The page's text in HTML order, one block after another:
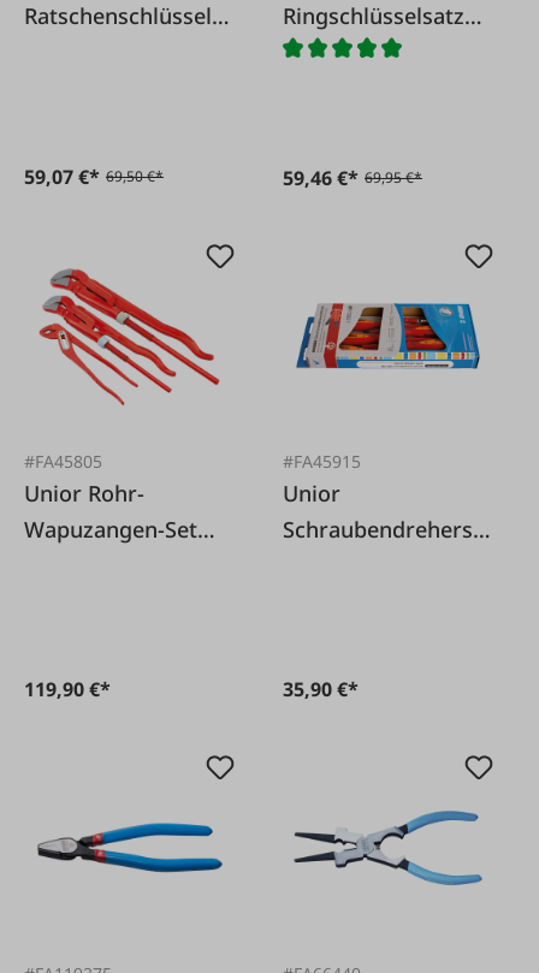
Ratschenschlüssel
59,07 €* 69,50 €*
Ringschlüsselsatz
offen, 6-tlg.
59,46 €* 69,95 €*
#FA45805
Unior Rohr-
Wapuzangen-Set
119,90 €*
#FA45915
Unior
Schraubendrehersat
35,90 €*